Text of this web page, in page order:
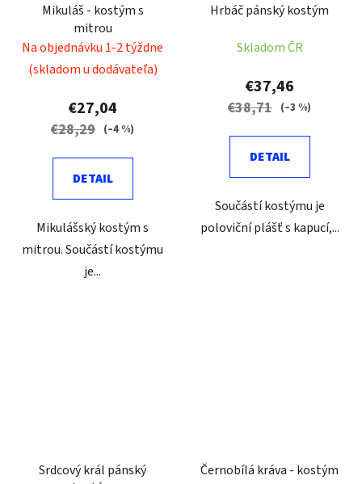
Mikuláš - kostým s
mitrou
Na objednávku 1-2 týždne
(skladom u dodávateľa)
€27,04
€28,29 (–4 %)
DETAIL
Mikulášský kostým s
mitrou. Součástí kostýmu
je...
Hrbáč pánský kostým
Skladom ČR
€37,46
€38,71 (–3 %)
DETAIL
Součástí kostýmu je
poloviční plášť s kapucí,...
Srdcový král pánský
Černobílá kráva - kostým